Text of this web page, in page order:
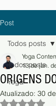
Post
Todos posts
Yoga
Todos posts
ORIGENS
Yoga
13 de jan.
Atualizado: 30
Avaliado